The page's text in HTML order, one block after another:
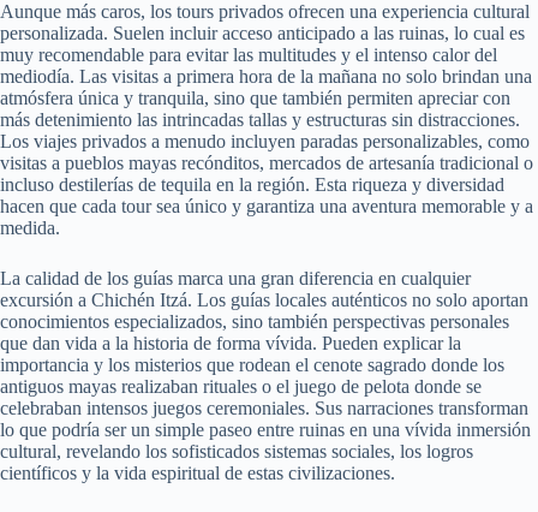
Aunque más caros, los tours privados ofrecen una experiencia cultural
personalizada. Suelen incluir acceso anticipado a las ruinas, lo cual es
muy recomendable para evitar las multitudes y el intenso calor del
mediodía. Las visitas a primera hora de la mañana no solo brindan una
atmósfera única y tranquila, sino que también permiten apreciar con
más detenimiento las intrincadas tallas y estructuras sin distracciones.
Los viajes privados a menudo incluyen paradas personalizables, como
visitas a pueblos mayas recónditos, mercados de artesanía tradicional o
incluso destilerías de tequila en la región. Esta riqueza y diversidad
hacen que cada tour sea único y garantiza una aventura memorable y a
medida.
La calidad de los guías marca una gran diferencia en cualquier
excursión a Chichén Itzá. Los guías locales auténticos no solo aportan
conocimientos especializados, sino también perspectivas personales
que dan vida a la historia de forma vívida. Pueden explicar la
importancia y los misterios que rodean el cenote sagrado donde los
antiguos mayas realizaban rituales o el juego de pelota donde se
celebraban intensos juegos ceremoniales. Sus narraciones transforman
lo que podría ser un simple paseo entre ruinas en una vívida inmersión
cultural, revelando los sofisticados sistemas sociales, los logros
científicos y la vida espiritual de estas civilizaciones.